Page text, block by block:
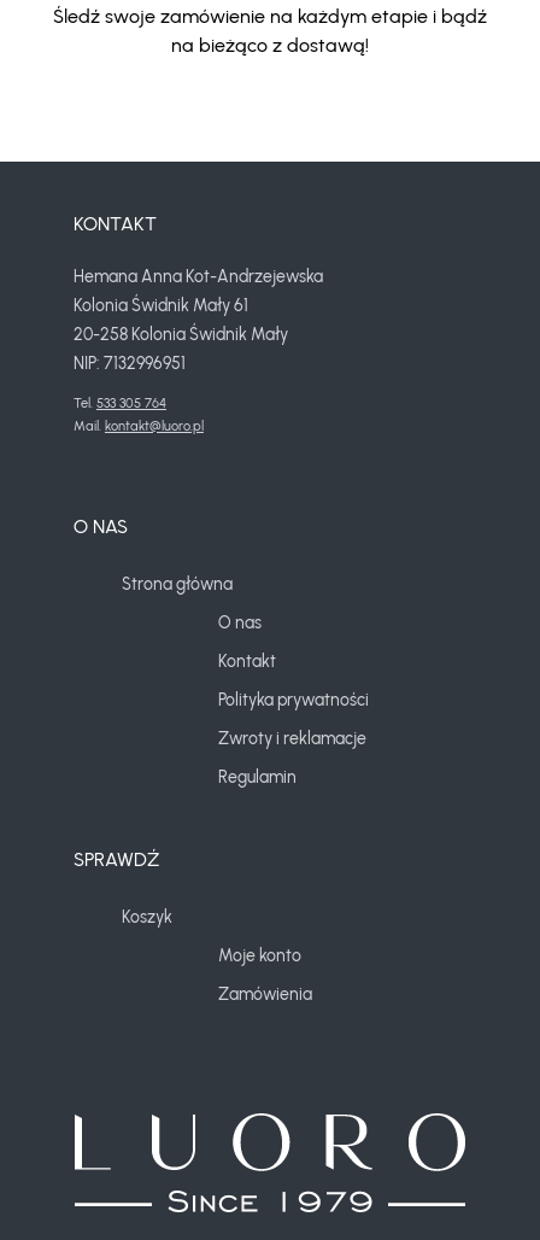
Śledź swoje zamówienie na każdym etapie i bądź
na bieżąco z dostawą!
KONTAKT
Hemana Anna Kot-Andrzejewska
Kolonia Świdnik Mały 61
20-258 Kolonia Świdnik Mały
NIP: 7132996951
Tel. 533 305 764
Mail. kontakt@luoro.pl
O NAS
Strona główna
O nas
Kontakt
Polityka prywatności
Zwroty i reklamacje
Regulamin
SPRAWDŹ
Koszyk
Moje konto
Zamówienia